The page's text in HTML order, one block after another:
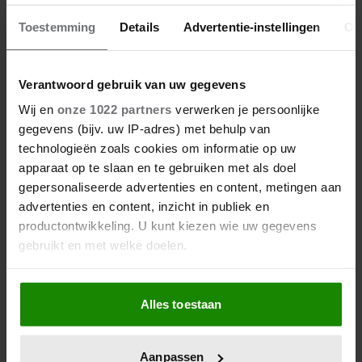
Toestemming Details Advertentie-instellingen
Verantwoord gebruik van uw gegevens
Wij en onze 1022 partners verwerken je persoonlijke
gegevens (bijv. uw IP-adres) met behulp van
technologieën zoals cookies om informatie op uw
apparaat op te slaan en te gebruiken met als doel
gepersonaliseerde advertenties en content, metingen aan
advertenties en content, inzicht in publiek en
productontwikkeling. U kunt kiezen wie uw gegevens
gebruikt en met welke doelen.
Als u het toestaat, willen we ook graag:
Informatie verzamelen over uw geografische
locatie, die tot een paar meter nauwkeurig kan zijn
Alles toestaan
Aanpassen
05/08/2025
MAXIM HARTMAN FILEERT JAN SLAGTER EN
ÖZCAN AKYOL OP INSTAGRAM
Nieuws